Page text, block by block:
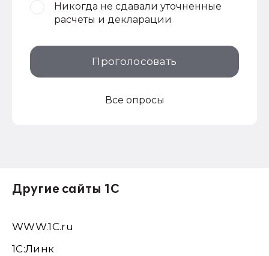
Никогда не сдавали уточненные
расчеты и декларации
Проголосовать
Все опросы
Другие сайты 1С
WWW.1С.ru
1С:Линк